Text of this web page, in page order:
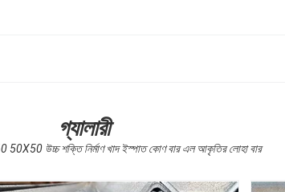
গ্যালারী
উচ্চ শক্তি নির্মাণ খাদ ইস্পাত কোণ বার এল আকৃতির লোহা বার